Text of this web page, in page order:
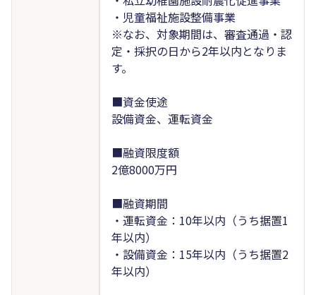
・児童福祉施設整備事業
※なお、対象期間は、審査通過・認
定・採択の日から2年以内となりま
す。
■資金使途
設備資金、運転資金
■融資限度額
2億8000万円
■融資期間
・運転資金：10年以内（うち据置1
年以内）
・設備資金：15年以内（うち据置2
年以内）